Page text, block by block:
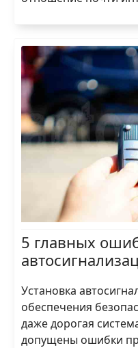
5 главных
Установка
обеспечения
даже дорогая
допущены ошибки